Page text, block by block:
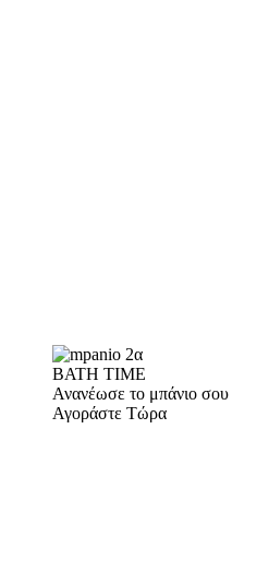
BATH TIME
Ανανέωσε το μπάνιο σου
Αγοράστε Τώρα